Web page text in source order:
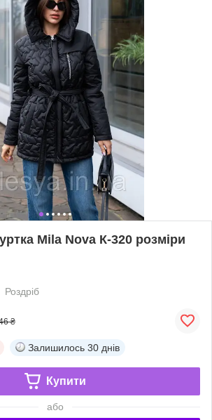
Mila Nova К-320 розміри
Роздріб
₴
Залишилось 30 днів
Купити
або